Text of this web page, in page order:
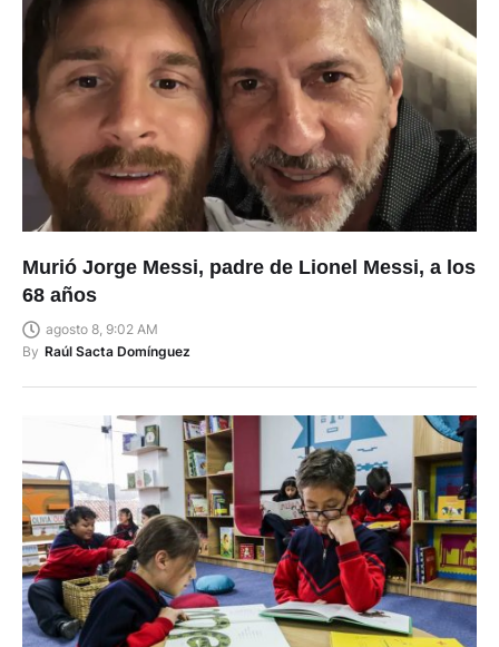
Murió Jorge Messi, padre de Lionel Messi, a los
68 años
agosto 8, 9:02 AM
By Raúl Sacta Domínguez